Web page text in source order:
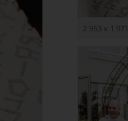
2 953 x 1 971